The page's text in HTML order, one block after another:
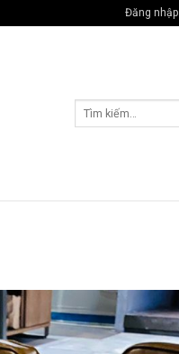
Đăng nhập
Tìm